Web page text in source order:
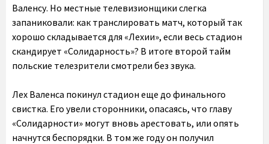
Валенсу. Но местные телевизионщики слегка
запаниковали: как транслировать матч, который так
хорошо складывается для «Лехии», если весь стадион
скандирует «Солидарность»? В итоге второй тайм
польские телезрители смотрели без звука.
Лех Валенса покинул стадион еще до финального
свистка. Его увели сторонники, опасаясь, что главу
«Солидарности» могут вновь арестовать, или опять
начнутся беспорядки. В том же году он получил